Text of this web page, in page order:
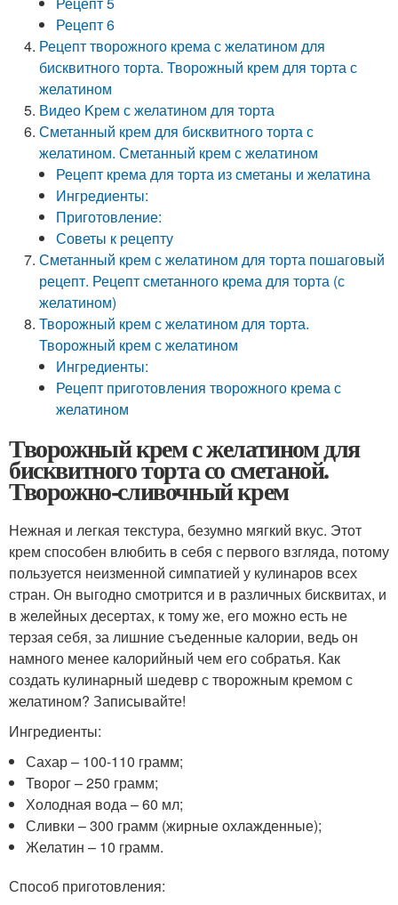
Рецепт 6
Рецепт творожного крема с желатином для
бисквитного торта. Творожный крем для торта с
желатином
Видео Kрем с желатином для торта
Сметанный крем для бисквитного торта с
желатином. Сметанный крем с желатином
Рецепт крема для торта из сметаны и желатина
Ингредиенты:
Приготовление:
Советы к рецепту
Сметанный крем с желатином для торта пошаговый
рецепт. Рецепт сметанного крема для торта (с
желатином)
Творожный крем с желатином для торта.
Творожный крем с желатином
Ингредиенты:
Рецепт приготовления творожного крема с
желатином
Творожный крем с желатином для
бисквитного торта со сметаной.
Творожно-сливочный крем
Нежная и легкая текстура, безумно мягкий вкус. Этот
крем способен влюбить в себя с первого взгляда, потому
пользуется неизменной симпатией у кулинаров всех
стран. Он выгодно смотрится и в различных бисквитах, и
в желейных десертах, к тому же, его можно есть не
терзая себя, за лишние съеденные калории, ведь он
намного менее калорийный чем его собратья. Как
создать кулинарный шедевр с творожным кремом с
желатином? Записывайте!
Ингредиенты:
Сахар – 100-110 грамм;
Творог – 250 грамм;
Холодная вода – 60 мл;
Сливки – 300 грамм (жирные охлажденные);
Желатин – 10 грамм.
Способ приготовления: